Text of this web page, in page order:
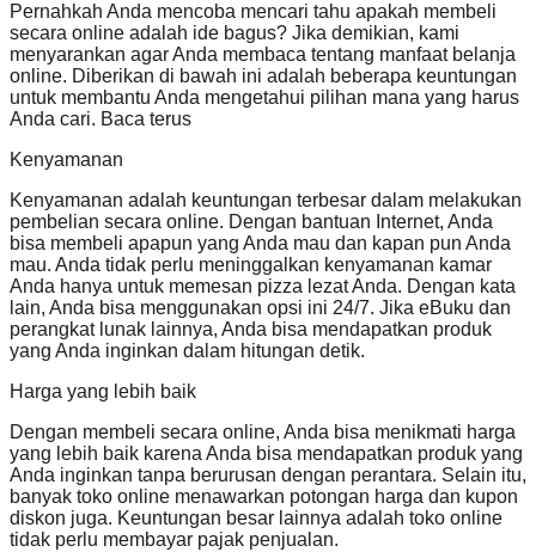
Pernahkah Anda mencoba mencari tahu apakah membeli
secara online adalah ide bagus? Jika demikian, kami
menyarankan agar Anda membaca tentang manfaat belanja
online. Diberikan di bawah ini adalah beberapa keuntungan
untuk membantu Anda mengetahui pilihan mana yang harus
Anda cari. Baca terus
Kenyamanan
Kenyamanan adalah keuntungan terbesar dalam melakukan
pembelian secara online. Dengan bantuan Internet, Anda
bisa membeli apapun yang Anda mau dan kapan pun Anda
mau. Anda tidak perlu meninggalkan kenyamanan kamar
Anda hanya untuk memesan pizza lezat Anda. Dengan kata
lain, Anda bisa menggunakan opsi ini 24/7. Jika eBuku dan
perangkat lunak lainnya, Anda bisa mendapatkan produk
yang Anda inginkan dalam hitungan detik.
Harga yang lebih baik
Dengan membeli secara online, Anda bisa menikmati harga
yang lebih baik karena Anda bisa mendapatkan produk yang
Anda inginkan tanpa berurusan dengan perantara. Selain itu,
banyak toko online menawarkan potongan harga dan kupon
diskon juga. Keuntungan besar lainnya adalah toko online
tidak perlu membayar pajak penjualan.